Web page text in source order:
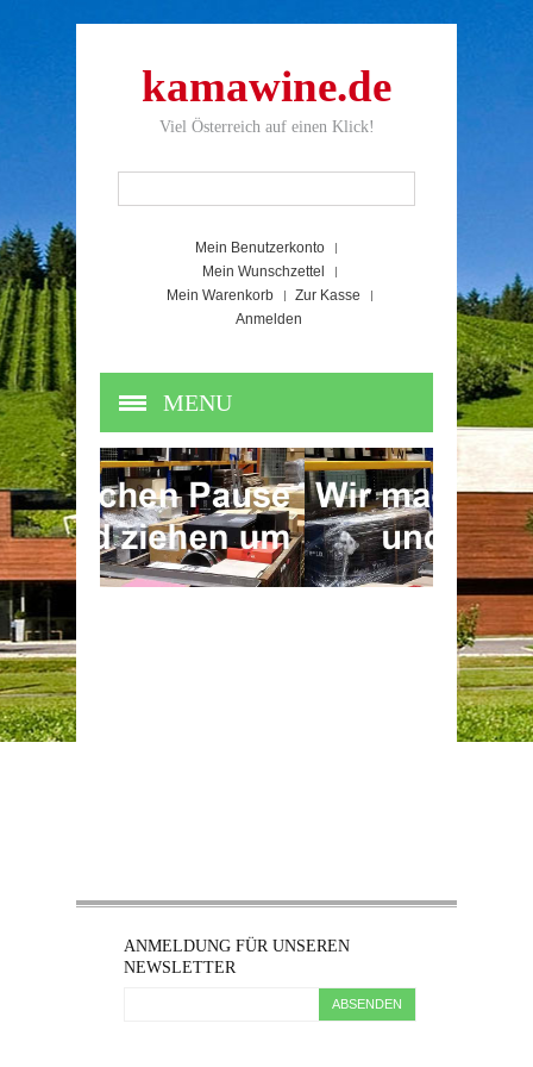
kamawine.de
Viel Österreich auf einen Klick!
Mein Benutzerkonto
Mein Wunschzettel
Mein Warenkorb
Zur Kasse
Anmelden
MENU
ANMELDUNG FÜR UNSEREN
NEWSLETTER
ABSENDEN